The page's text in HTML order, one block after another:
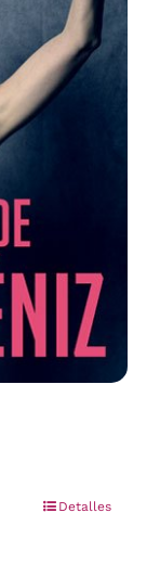
Detalles